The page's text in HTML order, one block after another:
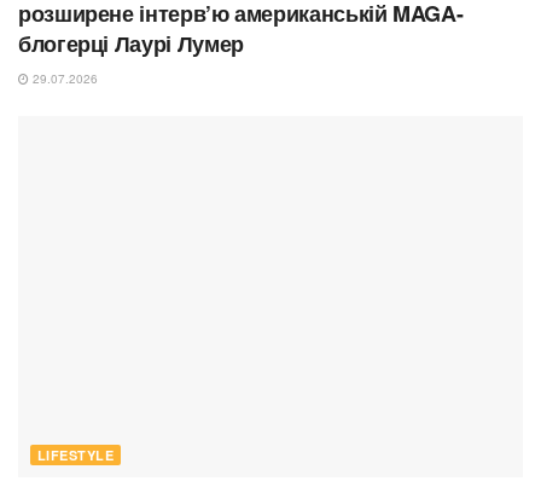
розширене інтерв’ю американській MAGA-
блогерці Лаурі Лумер
29.07.2026
LIFESTYLE